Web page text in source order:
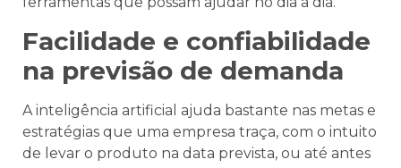
Facilidade e confiabilidade
na previsão de demanda
A inteligência artificial ajuda bastante nas metas e
estratégias que uma empresa traça, com o intuito
de levar o produto na data prevista, ou até antes